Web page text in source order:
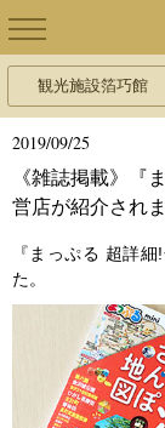
観光施設箔巧館
2019/09/25
《雑誌掲載》『
営店が紹介されま
『まっぷる 超詳
た。